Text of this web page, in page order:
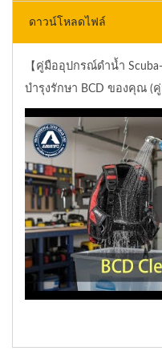
ดาวน์โหลดไฟล์
【คู่มืออุปกรณ์ดำน้ำ
บำรุงรักษา BCD ของคุณ (